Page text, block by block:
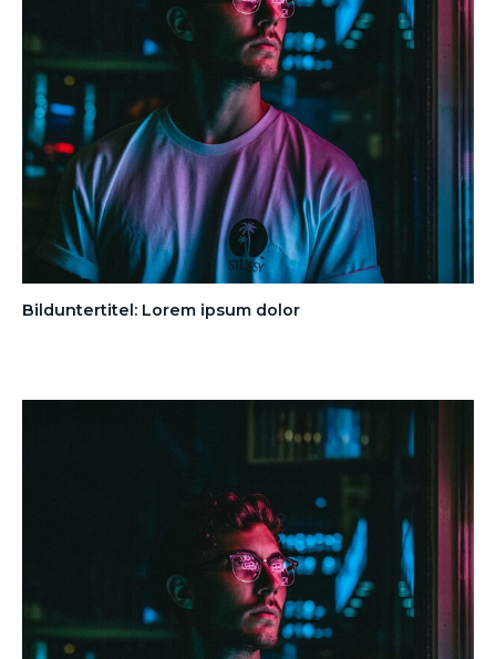
Bilduntertitel: Lorem ipsum dolor